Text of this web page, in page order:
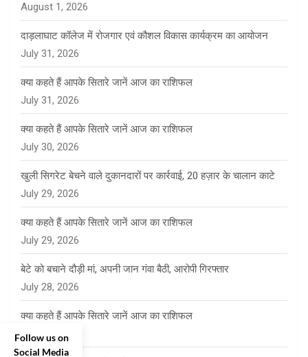
August 1, 2026
दाड़लाघाट कॉलेज में रोजगार एवं कौशल विकास कार्यक्रम का आयोजन
July 31, 2026
क्या कहते हैं आपके सितारे जानें आज का राशिफल
July 31, 2026
क्या कहते हैं आपके सितारे जानें आज का राशिफल
July 30, 2026
खुली सिगरेट बेचने वाले दुकानदारों पर कार्रवाई, 20 हज़ार के चालान काटे
July 29, 2026
क्या कहते हैं आपके सितारे जानें आज का राशिफल
July 29, 2026
बेटे को बचाने दौड़ी मां, अपनी जान गंवा बैठी, आरोपी गिरफ्तार
July 28, 2026
क्या कहते हैं आपके सितारे जानें आज का राशिफल
July 28, 2026
Follow us on
Social Media